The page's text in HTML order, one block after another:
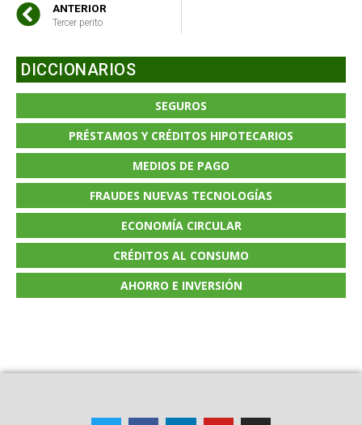
ANTERIOR
Tercer perito
DICCIONARIOS
SEGUROS
PRÉSTAMOS Y CRÉDITOS HIPOTECARIOS
MEDIOS DE PAGO
FRAUDES NUEVAS TECNOLOGÍAS
ECONOMÍA CIRCULAR
CRÉDITOS AL CONSUMO
AHORRO E INVERSIÓN